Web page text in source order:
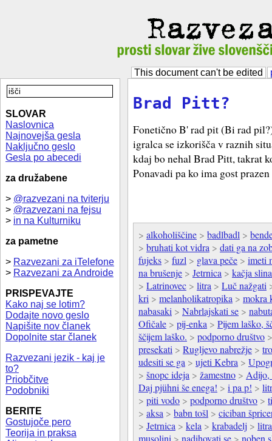
This document can't be edited
SLOVAR
Naslovnica
Najnovejša gesla
Naključno geslo
Gesla po abecedi
za družabene
> @razvezani na tviterju
> @razvezani na fejsu
> in na Kulturniku
za pametne
> Razvezani za iTelefone
> Razvezani za Androide
PRISPEVAJTE
Kako naj se lotim?
Dodajte novo geslo
Napišite nov članek
Dopolnite star članek
Razvezani jezik - kaj je
to?
Priobčitve
Podobniki
BERITE
Gostujoče pero
Teorija in praksa
Brad Pitt?
Fonetično B' rad pit (Bi rad
igralca se izkorišča v raznih
kdaj bo nehal Brad Pitt, takrat
Ponavadi pa ko ima gost
> alkoholiščine > badlbadl >
> bruhati kot vidra > dati ga na
fujeks > fuzl > glava peče > imeti
na brušenje > Jetrnica > kačja slina
> Latrinovec > litra > Luč nažgati
kri > melanholikatropika > mokra
nabasaki > Nabrlajskati se >
Ofičale > pij-enka > Pijem laško,
ščijem laško. > podporno društvo
presekati > Rugljevo nabrežje >
udesiti se ga > ujeti Kebra >
> šnopc ideja > žamestno > Adijo,
Daj pjühni še enega! > i pa p! >
> piti vodo > podporno društvo >
> aksa > babn tošl > ciciban
> Jetrnica > kela > krabadelj > litra